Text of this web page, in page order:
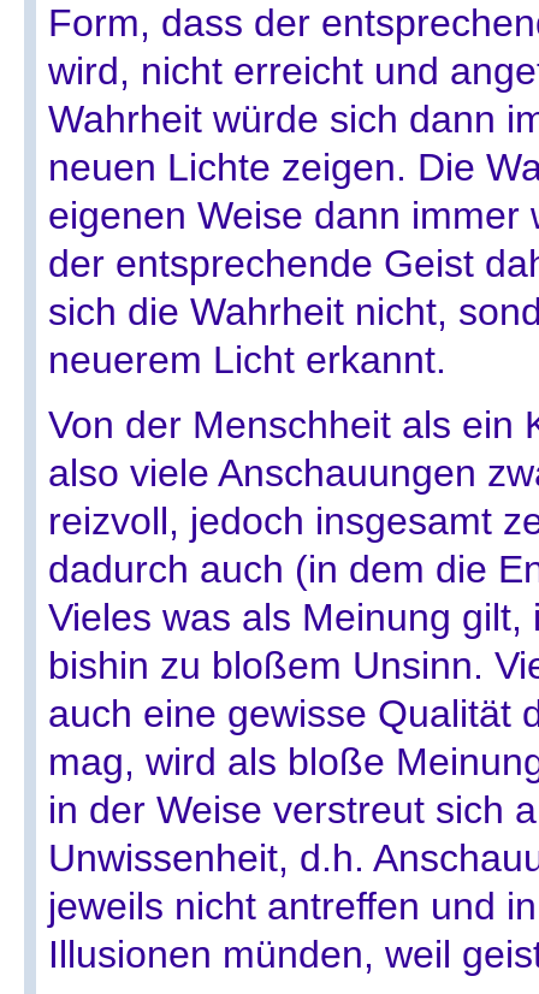
Form, dass der
wird, nicht erreicht und
Wahrheit würde sich dann
neuen Lichte zeigen. Die
eigenen Weise dann
der entsprechende Geist
sich die Wahrheit nicht,
neuerem Licht erkannt.
Von der Menschheit als ein
also viele Anschauungen
reizvoll, jedoch insgesamt
dadurch auch (in dem die
Vieles was als Meinung
bishin zu bloßem Unsinn.
auch eine gewisse Qualität
mag, wird als bloße
in der Weise verstreut sich
Unwissenheit, d.h.
jeweils nicht antreffen und
Illusionen münden, weil